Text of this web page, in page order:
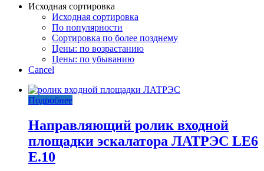
Исходная сортировка
Исходная сортировка
По популярности
Сортировка по более позднему
Цены: по возрастанию
Цены: по убыванию
Cancel
Подробнее
Направляющий ролик входной
площадки эскалатора ЛАТРЭС LE6
E.10